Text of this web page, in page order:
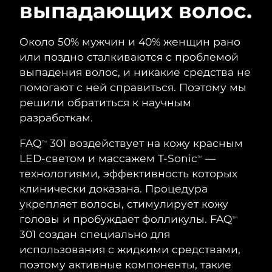
выпадающих волос.
Около 50% мужчин и 40% женщин рано
или поздно сталкиваются с проблемой
выпадения волос, и никакие средства не
помогают с ней справиться. Поэтому мы
решили обратиться к научным
разработкам.
FAQTM
301 воздействует на кожу красным
LED-светом и массажем T-SonicTM
—
технологиями, эффективность которых
клинически доказана. Процедура
укрепляет волосы, стимулирует кожу
головы и пробуждает фолликулы. FAQTM
301 создан специально для
использования с жидкими средствами,
поэтому активные компоненты, такие
Очищение кожи
LUNA™ 4 набор
Anti-aging massage
LUNA™ 4 Plus
Massage, LED heating
LUNA™ 4 Men
For men, anti-aging massage
Лифтинг
BEAR™ 2 набор
Microcurrent toning
BEAR™ 2 go
Microcurrent toning on-the-go
BEAR™ 2 eyes & lips
Microcurrent line smoothing device
Увлажнение
UFO™ 3 набор
Deep facial hydration
UFO™ 3 LED
Near-infrared and red light therapy
device
Забота о полости рта
issa™ 4
Hybrid silicone sonic toothbrush
issa™ 4 plus
Smart hybrid silicone sonic toothbrush
FAQ™ АНТИВОЗРАСТНОЙ УХОД
Омоложение LED-процедуры
NEW
Австралия
Ожидаемая дата доставки
8/13/26
Австрия
Ожидаемая дата доставки
Бахрейн
Бельгия
Ожидаемая дата доставки
Бермудские о-ва
Ожидаемая дата доставки
8/16/26
Босния и
Герцеговина
Ожидаемая дата доставки